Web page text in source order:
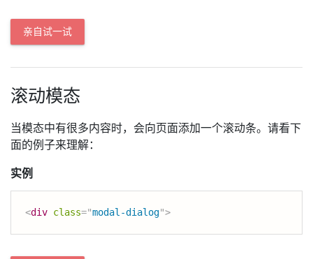
亲自试一试
滚动模态
当模态中有很多内容时，会向页面添加一个滚动条。请看下
面的例子来理解：
实例
<div class="modal-dialog">